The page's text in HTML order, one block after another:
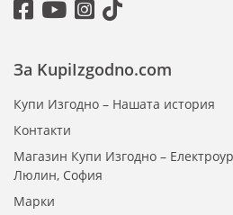
За KupiIzgodno.com
Купи Изгодно – Нашата история
Контакти
Магазин Купи Изгодно –
Люлин, София
Марки